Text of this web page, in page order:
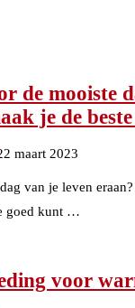
de mooiste
je de
maart 2023
van je leven
goed kunt …
voor